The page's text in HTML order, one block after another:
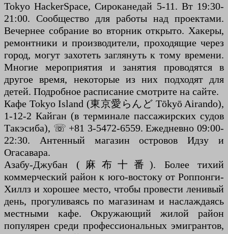
Tokyo HackerSpace, Сироканедай 5-11. Вт 19:30-
21:00. Сообщество для работы над проектами.
Вечернее собрание во вторник открыто. Хакеры,
ремонтники и производители, проходящие через
город, могут захотеть заглянуть к тому времени.
Многие мероприятия и занятия проводятся в
другое время, некоторые из них подходят для
детей. Подробное расписание смотрите на сайте.
Кафе Tokyo Island (東京愛らんど Tōkyō Airando),
1-12-2 Кайган (в терминале пассажирских судов
Такэсиба), ☏ +81 3-5472-6559. Ежедневно 09:00-
22:30. Антенный магазин островов Идзу и
Огасавара.
Азабу-Джубан (麻布十番). Более тихий
коммерческий район к юго-востоку от Роппонги-
Хиллз и хорошее место, чтобы провести ленивый
день, прогуливаясь по магазинам и наслаждаясь
местными кафе. Окружающий жилой район
популярен среди профессиональных эмигрантов,